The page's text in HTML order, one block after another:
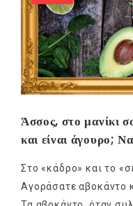
Άσσος, στο μανίκι
και είναι άγουρο;
Στο «κάδρο» και το
Αγοράσατε αβοκάντο